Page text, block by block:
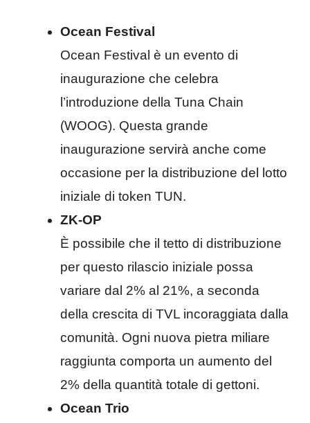
Ocean Festival
Ocean Festival è un evento di
inaugurazione che celebra
l’introduzione della Tuna Chain
(WOOG). Questa grande
inaugurazione servirà anche come
occasione per la distribuzione del lotto
iniziale di token TUN.
ZK-OP
È possibile che il tetto di distribuzione
per questo rilascio iniziale possa
variare dal 2% al 21%, a seconda
della crescita di TVL incoraggiata dalla
comunità. Ogni nuova pietra miliare
raggiunta comporta un aumento del
2% della quantità totale di gettoni.
Ocean Trio